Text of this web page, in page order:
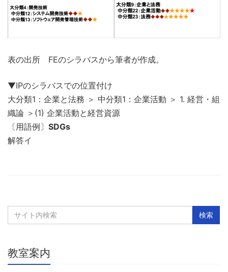
表の出所 FEのシラバスから筆者が作成。
▼IPのシラバスでの位置付け
大分類1：企業と法務 ＞ 中分類1：企業活動 ＞ 1. 経営・組
織論 ＞(1) 企業活動と経営資源
〔用語例〕 SDGs
解答イ
教室案内